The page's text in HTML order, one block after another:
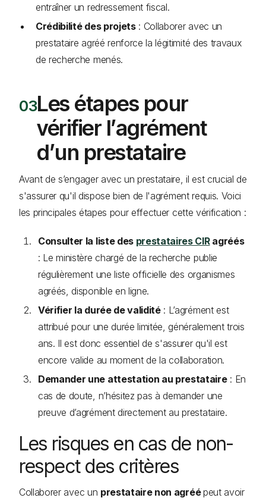
entraîner un redressement fiscal.
Crédibilité des projets: Collaborer avec un
prestataire agréé renforce la légitimité des travaux
de recherche menés.
Les étapes pour
vérifier l’agrément
d’un prestataire
Avant de s’engager avec un prestataire, il est crucial de
s'assurer qu'il dispose bien de l'agrément requis. Voici
les principales étapes pour effectuer cette vérification :
Consulter la liste des prestataires CIRagréés
: Le ministère chargé de la recherche publie
régulièrement une liste officielle des organismes
agréés, disponible en ligne.
Vérifier la durée de validité: L’agrément est
attribué pour une durée limitée, généralement trois
ans. Il est donc essentiel de s'assurer qu'il est
encore valide au moment de la collaboration.
Demander une attestation au prestataire: En
cas de doute, n’hésitez pas à demander une
preuve d’agrément directement au prestataire.
Les risques en cas de non-
respect des critères
Collaborer avec un prestataire non agréépeut avoir